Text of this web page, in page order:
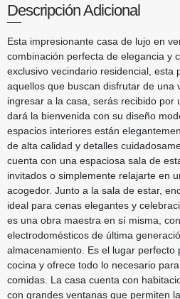
Descripción Adicional
Esta impresionante casa de lujo en
combinación perfecta de elegancia y
exclusivo vecindario residencial, esta
aquellos que buscan disfrutar de una
ingresar a la casa, serás recibido por
dará la bienvenida con su diseño
espacios interiores están
de alta calidad y detalles
cuenta con una espaciosa sala de
invitados o simplemente relajarte en
acogedor. Junto a la sala de estar,
ideal para cenas elegantes y
es una obra maestra en sí misma,
electrodomésticos de última
almacenamiento. Es el lugar perfecto
cocina y ofrece todo lo necesario
comidas. La casa cuenta con
con grandes ventanas que permiten